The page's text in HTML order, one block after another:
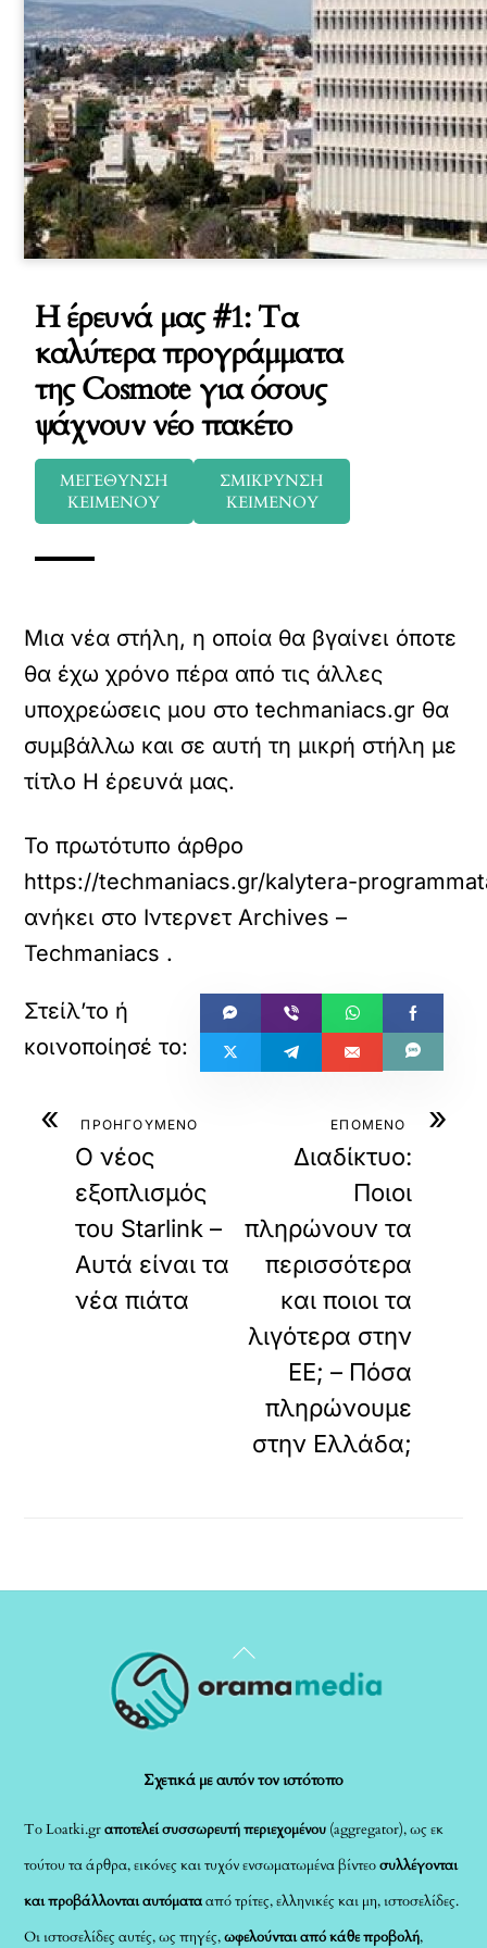
Η έρευνά μας #1: Τα
καλύτερα προγράμματα
της Cosmote για όσους
ψάχνουν νέο πακέτο
ΜΕΓΕΘΥΝΣΗ
ΚΕΙΜΕΝΟΥ
ΣΜΙΚΡΥΝΣΗ
ΚΕΙΜΕΝΟΥ
Μια νέα στήλη, η οποία θα βγαίνει όποτε
θα έχω χρόνο πέρα από τις άλλες
υποχρεώσεις μου στο techmaniacs.gr θα
συμβάλλω και σε αυτή τη μικρή στήλη με
τίτλο Η έρευνά μας.
Το πρωτότυπο άρθρο
https://techmaniacs.gr/kalytera-
ανήκει στο Ιντερνετ Archives –
Techmaniacs .
« ΠΡΟΗΓΟΥΜΕΝΟ
Ο νέος
εξοπλισμός
του Starlink –
Αυτά είναι τα
νέα πιάτα
»
ΕΠΟΜΕΝΟ
Διαδίκτυο:
Ποιοι
πληρώνουν τα
περισσότερα
και ποιοι τα
λιγότερα στην
ΕΕ; – Πόσα
πληρώνουμε
στην Ελλάδα;
Back
To
Σχετικά με αυτόν τον ιστότοπο
Το Loatki.grαποτελεί συσσωρευτή περιεχομένου (aggregator), ως εκ
τούτου τα άρθρα, εικόνες και τυχόν ενσωματωμένα βίντεοσυλλέγονται
και προβάλλονται αυτόματααπό τρίτες, ελληνικές και μη, ιστοσελίδες.
Οι ιστοσελίδες αυτές, ως πηγές,ωφελούνται από κάθε προβολή,